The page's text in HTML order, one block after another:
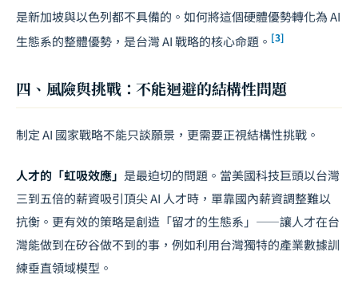
是新加坡與以色列都不具備的。如何將這個硬體優勢轉化為 AI
生態系的整體優勢，是台灣 AI 戰略的核心命題。 [3]
四、風險與挑戰：不能迴避的結構性問題
制定 AI 國家戰略不能只談願景，更需要正視結構性挑戰。
人才的「虹吸效應」 是最迫切的問題。當美國科技巨頭以台灣
三到五倍的薪資吸引頂尖 AI 人才時，單靠國內薪資調整難以
抗衡。更有效的策略是創造「留才的生態系」——讓人才在台
灣能做到在矽谷做不到的事，例如利用台灣獨特的產業數據訓
練垂直領域模型。